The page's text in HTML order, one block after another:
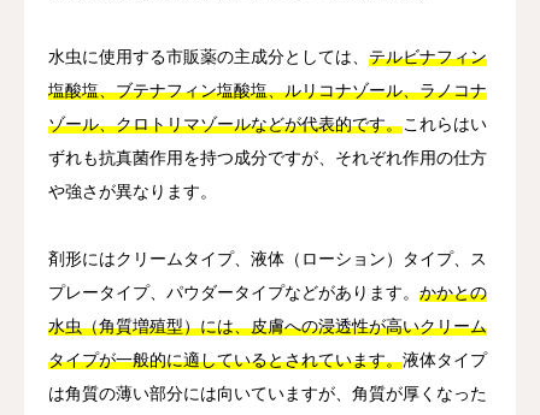
水虫に使用する市販薬の主成分としては、 テルビナフィン
塩酸塩、ブテナフィン塩酸塩、ルリコナゾール、ラノコナ
ゾール、クロトリマゾールなどが代表的です。これらはい
ずれも抗真菌作用を持つ成分ですが、それぞれ作用の仕方
や強さが異なります。
剤形にはクリームタイプ、液体（ローション）タイプ、ス
プレータイプ、パウダータイプなどがあります。 かかとの
水虫（角質増殖型）には、皮膚への浸透性が高いクリーム
タイプが一般的に適しているとされています。液体タイプ
は角質の薄い部分には向いていますが、角質が厚くなった